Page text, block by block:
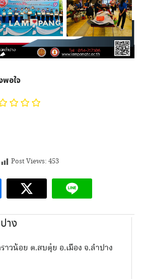
อใจ
Post Views: 453
าง
วน้อย ต.สบตุ๋ย อ.เมือง จ.ลำปาง